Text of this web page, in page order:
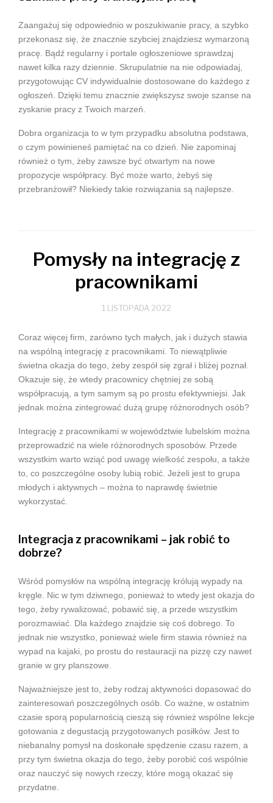
Zaangażuj się odpowiednio w poszukiwanie pracy, a szybko
przekonasz się, że znacznie szybciej znajdziesz wymarzoną
pracę. Bądź regularny i portale ogłoszeniowe sprawdzaj
nawet kilka razy dziennie. Skrupulatnie na nie odpowiadaj,
przygotowując CV indywidualnie dostosowane do każdego z
ogłoszeń. Dzięki temu znacznie zwiększysz swoje szanse na
zyskanie pracy z Twoich marzeń.
Dobra organizacja to w tym przypadku absolutna podstawa,
o czym powinieneś pamiętać na co dzień. Nie zapominaj
również o tym, żeby zawsze być otwartym na nowe
propozycje współpracy. Być może warto, żebyś się
przebranżowił? Niekiedy takie rozwiązania są najlepsze.
Pomysły na integrację z
pracownikami
1 LISTOPADA 2022
Coraz więcej firm, zarówno tych małych, jak i dużych stawia
na wspólną integrację z pracownikami. To niewątpliwie
świetna okazja do tego, żeby zespół się zgrał i bliżej poznał.
Okazuje się, że wtedy pracownicy chętniej ze sobą
współpracują, a tym samym są po prostu efektywniejsi. Jak
jednak można zintegrować dużą grupę różnorodnych osób?
Integrację z pracownikami w województwie lubelskim można
przeprowadzić na wiele różnorodnych sposobów. Przede
wszystkim warto wziąć pod uwagę wielkość zespołu, a także
to, co poszczególne osoby lubią robić. Jeżeli jest to grupa
młodych i aktywnych – można to naprawdę świetnie
wykorzystać.
Integracja z pracownikami – jak robić to
dobrze?
Wśród pomysłów na wspólną integrację królują wypady na
kręgle. Nic w tym dziwnego, ponieważ to wtedy jest okazja do
tego, żeby rywalizować, pobawić się, a przede wszystkim
porozmawiać. Dla każdego znajdzie się coś dobrego. To
jednak nie wszystko, ponieważ wiele firm stawia również na
wypad na kajaki, po prostu do restauracji na pizzę czy nawet
granie w gry planszowe.
Najważniejsze jest to, żeby rodzaj aktywności dopasować do
zainteresowań poszczególnych osób. Co ważne, w ostatnim
czasie sporą popularnością cieszą się również wspólne lekcje
gotowania z degustacją przygotowanych posiłków. Jest to
niebanalny pomysł na doskonałe spędzenie czasu razem, a
przy tym świetna okazja do tego, żeby porobić coś wspólnie
oraz nauczyć się nowych rzeczy, które mogą okazać się
przydatne.